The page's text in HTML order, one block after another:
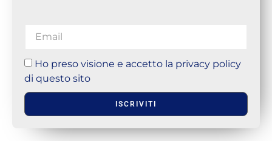
Ho preso visione e accetto la privacy policy
di questo sito
ISCRIVITI